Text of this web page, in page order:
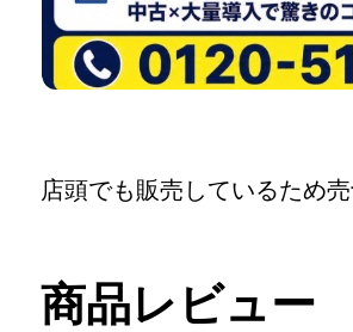
店頭でも販売しているため
商品レビュー